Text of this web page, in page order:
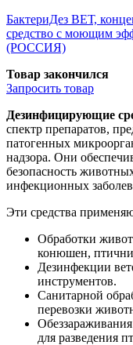
БактериДез ВЕТ,
средство с моющим
(РОССИЯ)
Товар закончился
Запросить товар
Дезинфицирующие
спектр препаратов,
патогенных
надзора. Они
безопасность
инфекционных
Эти средства
Обработки
конюшен,
Дезинфекции
инструментов.
Санитарной
перевозки
для разведения